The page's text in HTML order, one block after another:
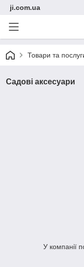
ji.com.ua
Товари та
Садові аксесуари
У компанії